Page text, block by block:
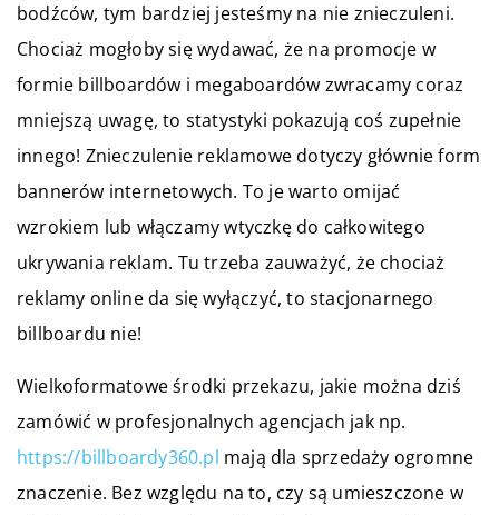
bodźców, tym bardziej jesteśmy na nie znieczuleni.
Chociaż mogłoby się wydawać, że na promocje w
formie billboardów i megaboardów zwracamy coraz
mniejszą uwagę, to statystyki pokazują coś zupełnie
innego! Znieczulenie reklamowe dotyczy głównie form
bannerów internetowych. To je warto omijać
wzrokiem lub włączamy wtyczkę do całkowitego
ukrywania reklam. Tu trzeba zauważyć, że chociaż
reklamy online da się wyłączyć, to stacjonarnego
billboardu nie!
Wielkoformatowe środki przekazu, jakie można dziś
zamówić w profesjonalnych agencjach jak np.
https://billboardy360.pl mają dla sprzedaży ogromne
znaczenie. Bez względu na to, czy są umieszczone w